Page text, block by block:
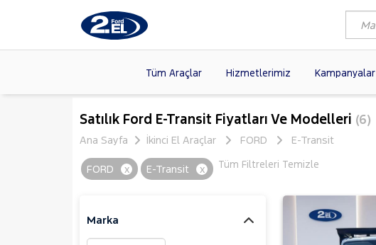
Tüm Araçlar Hizmetlerimiz Kampanyalar
Markalar >
Modeller >
Kasalar
FORD(879)
VOLKSWAGEN
HYUNDAI
SKODA
Satılık Ford E-Transit Fiyatları Ve Modelleri (6)
Ana Sayfa
İkinci El Araçlar FORD E-Transit
Tüm Filtreleri Temizle
FORD x E-Transit x
Marka